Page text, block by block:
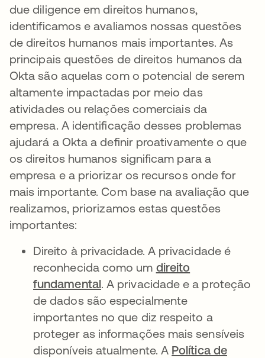
due diligence em direitos humanos,
identificamos e avaliamos nossas questões
de direitos humanos mais importantes. As
principais questões de direitos humanos da
Okta são aquelas com o potencial de serem
altamente impactadas por meio das
atividades ou relações comerciais da
empresa. A identificação desses problemas
ajudará a Okta a definir proativamente o que
os direitos humanos significam para a
empresa e a priorizar os recursos onde for
mais importante. Com base na avaliação que
realizamos, priorizamos estas questões
importantes:
Direito à privacidade. A privacidade é
reconhecida como um direito
fundamental. A privacidade e a proteção
de dados são especialmente
importantes no que diz respeito a
proteger as informações mais sensíveis
disponíveis atualmente. A Política de